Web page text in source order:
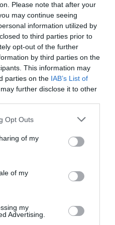
Please note that after your
may continue seeing
information utilized by
to third parties prior to
opt-out of the further
by third parties on the
This information may
parties on the IAB’s List of
further disclose it to other
Opt Outs
of my
of my
my
Advertising.
χθες, ούτε για τον
υπάρχει
βίας ή
που είδε το φως της
της Αστυνομίας
οποία μεταξύ άλλων
της πραγματικής
ενδοοικογενειακή βία
από τα
αρμόδιες αστυνομικές
του Νοεμβρίου 2025,
βία ούτε